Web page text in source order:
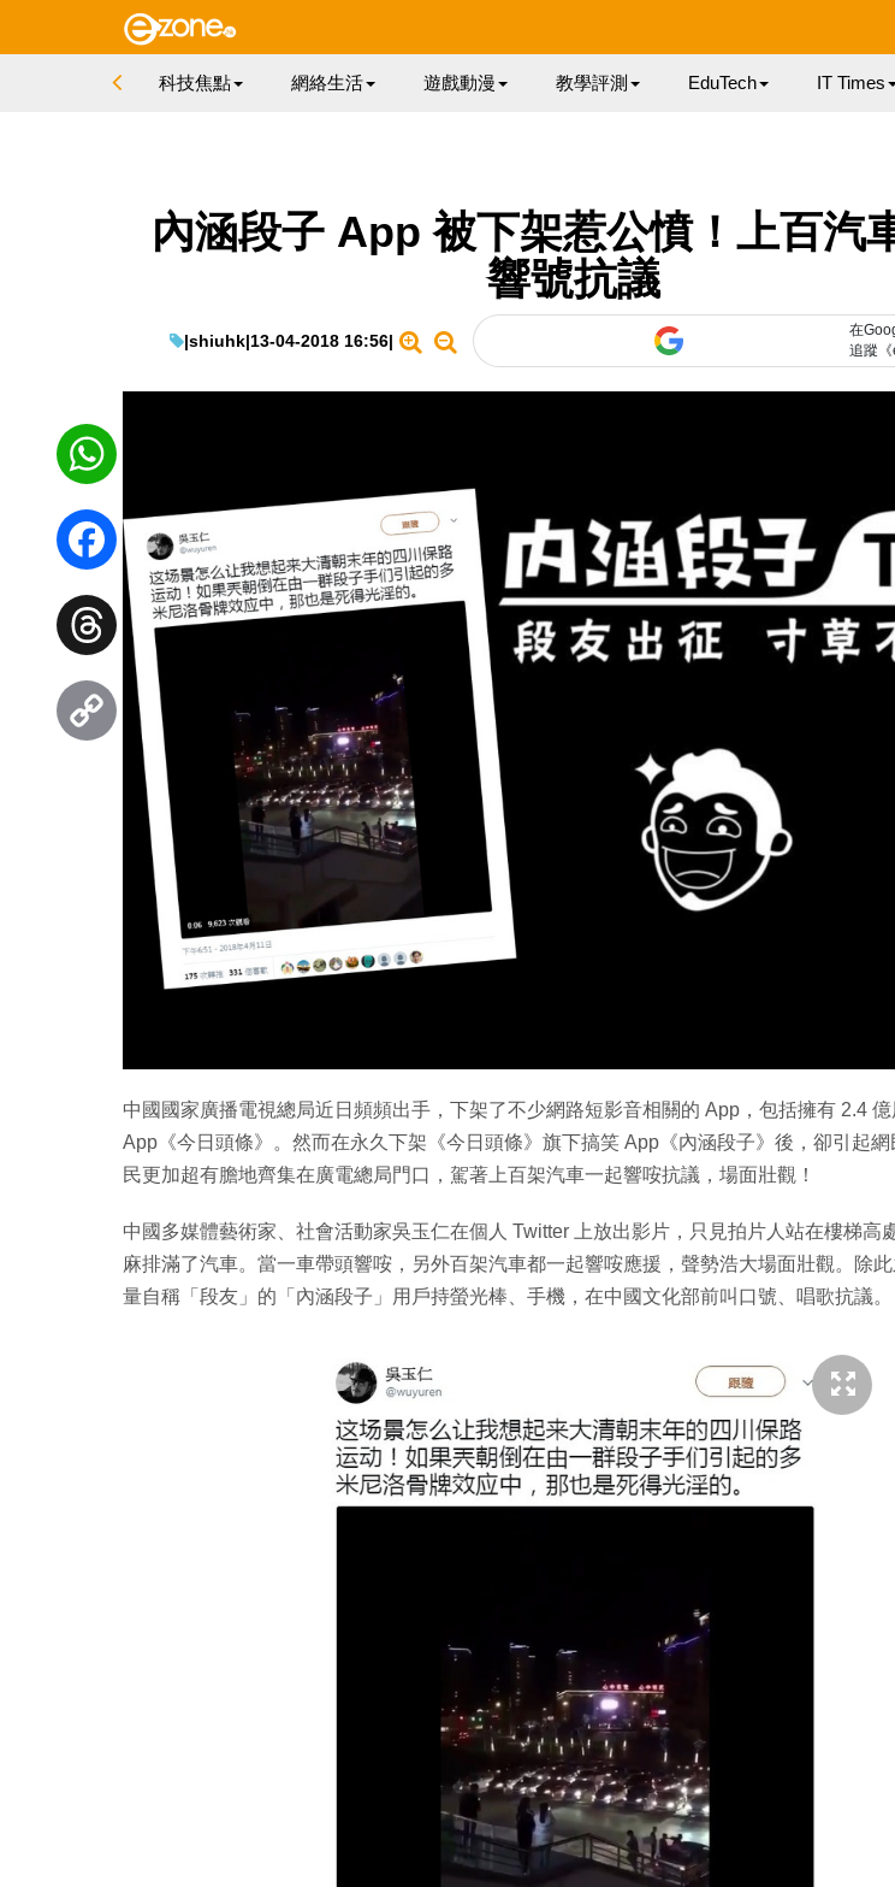
科技焦點 網絡生活 遊戲動漫 教學評測 EduTech IT Times
內涵段子 App 被下架惹公憤！上百汽
響號抗議
|shiuhk|13-04-2018 16:56|
在
追蹤《
中國國家廣播電視總局近日頻頻出手，下架了不少網路短影音相關的 App，包括擁有 2.4 億
App《今日頭條》。然而在永久下架《今日頭條》旗下搞笑 App《內涵段子》後，卻引起網
民更加超有膽地齊集在廣電總局門口，駕著上百架汽車一起響咹抗議，場面壯觀！
中國多媒體藝術家、社會活動家吳玉仁在個人 Twitter 上放出影片，只見拍片人站在樓梯高
麻排滿了汽車。當一車帶頭響咹，另外百架汽車都一起響咹應援，聲勢浩大場面壯觀。除
量自稱「段友」的「內涵段子」用戶持螢光棒、手機，在中國文化部前叫口號、唱歌抗議。
WhatsApp
Facebook
Threads